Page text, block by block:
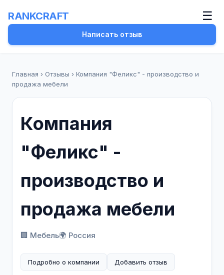
RANKCRAFT ☰
Написать отзыв
Главная › Отзывы › Компания "Феликс" - производство и
продажа мебели
Компания
"Феликс" -
производство и
продажа мебели
🏢 Мебель🌍 Россия
Подробно о компании Добавить отзыв